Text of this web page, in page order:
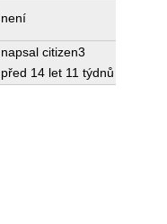
není
napsal citizen3
před 14 let 11 týdnů